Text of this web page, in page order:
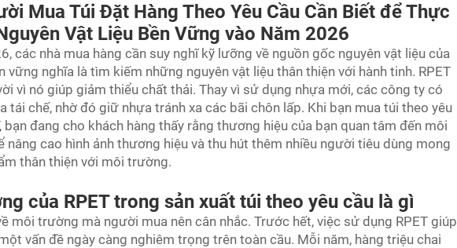
Mua Túi Đặt Hàng Theo Yêu Cầu Cần Biết để Thực
Vật Liệu Bền Vững vào Năm 2026
các nhà mua hàng cần suy nghĩ kỹ lưỡng về nguồn gốc nguyên vật liệu của
vững nghĩa là tìm kiếm những nguyên vật liệu thân thiện với hành tinh. RPET
vì nó giúp giảm thiểu chất thải. Thay vì sử dụng nhựa mới, các công ty có
tái chế, nhờ đó giữ nhựa tránh xa các bãi chôn lấp. Khi bạn mua túi theo yêu
bạn đang cho khách hàng thấy rằng thương hiệu của bạn quan tâm đến môi
nâng cao hình ảnh thương hiệu và thu hút thêm nhiều người tiêu dùng mong
thân thiện với môi trường.
của RPET trong sản xuất túi theo yêu cầu là gì
môi trường mà người mua nên cân nhắc. Trước hết, việc sử dụng RPET giúp
vấn đề ngày càng nghiêm trọng trên toàn cầu. Mỗi năm, hàng triệu chai